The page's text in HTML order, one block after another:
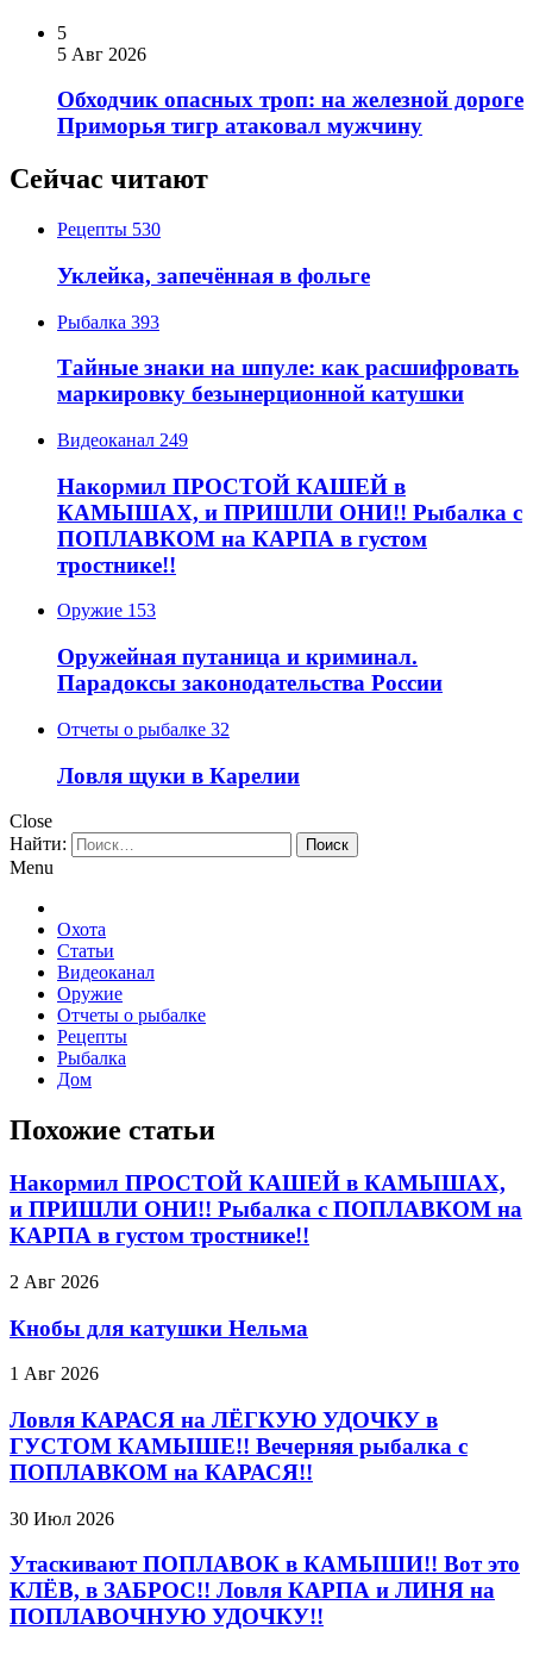
5
5 Авг 2026
Обходчик опасных троп: на железной дороге
Приморья тигр атаковал мужчину
Сейчас читают
Рецепты 530
Уклейка, запечённая в фольге
Рыбалка 393
Тайные знаки на шпуле: как расшифровать
маркировку безынерционной катушки
Видеоканал 249
Накормил ПРОСТОЙ КАШЕЙ в
КАМЫШАХ, и ПРИШЛИ ОНИ!! Рыбалка с
ПОПЛАВКОМ на КАРПА в густом
тростнике!!
Оружие 153
Оружейная путаница и криминал.
Парадоксы законодательства России
Отчеты о рыбалке 32
Ловля щуки в Карелии
Close
Найти:
Menu
Охота
Статьи
Видеоканал
Оружие
Отчеты о рыбалке
Рецепты
Рыбалка
Дом
Похожие статьи
Накормил ПРОСТОЙ КАШЕЙ в КАМЫШАХ,
и ПРИШЛИ ОНИ!! Рыбалка с ПОПЛАВКОМ на
КАРПА в густом тростнике!!
2 Авг 2026
Кнобы для катушки Нельма
1 Авг 2026
Ловля КАРАСЯ на ЛЁГКУЮ УДОЧКУ в
ГУСТОМ КАМЫШЕ!! Вечерняя рыбалка с
ПОПЛАВКОМ на КАРАСЯ!!
30 Июл 2026
Утаскивают ПОПЛАВОК в КАМЫШИ!! Вот это
КЛЁВ, в ЗАБРОС!! Ловля КАРПА и ЛИНЯ на
ПОПЛАВОЧНУЮ УДОЧКУ!!